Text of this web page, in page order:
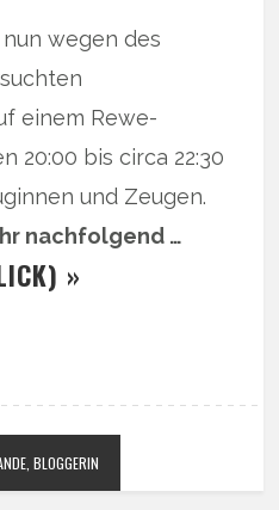
wegen des
einem Rewe-
20:00 bis circa 22:30
und Zeugen.
nachfolgend …
»
BLOGGERIN